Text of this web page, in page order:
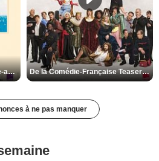
Les Matins merveilleux Bande-annonce VF De la Comédie-Française Teaser VF
à ne pas manquer